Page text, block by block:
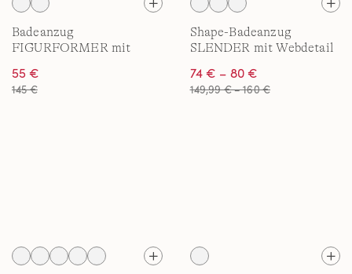
Badeanzug
FIGURFORMER mit
Damen
55 €
145 €
Shape-Badeanzug
SLENDER mit Webdetail
74 € – 80 €
149,99 € – 160 €